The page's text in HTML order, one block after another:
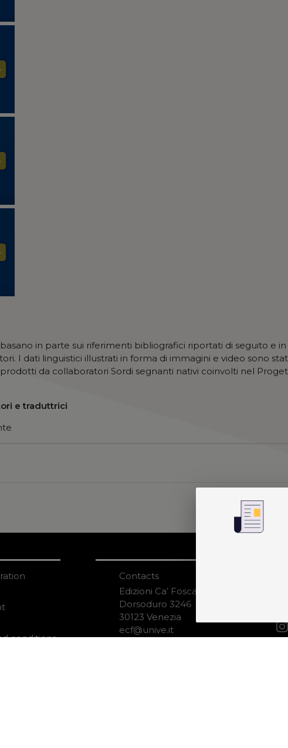
in parte sui riferimenti bibliografici riportati di seguito e
I dati linguistici illustrati in forma di immagini e video sono
da collaboratori Sordi segnanti nativi coinvolti nel
e traduttrici
conditions
Contacts
Edizioni Ca’ Foscari
Dorsoduro 3246
30123 Venezia
ecf@unive.it